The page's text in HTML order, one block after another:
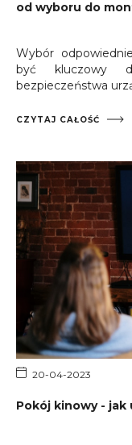
od wyboru do
Wybór
być kluczowy
bezpieczeństwa
kompatybilność z
CZYTAJ CAŁOŚĆ
20-04-2023
Pokój kinowy - jak